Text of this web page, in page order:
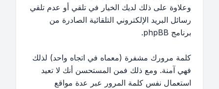
وعلاوة على ذلك لديك الخيار في تلقي أو عدم تلقي
رسائل البريد الإلكتروني التلقائية الصادرة من
برنامج phpBB.
كلمة مرورك مشفرة (معماه في اتجاه واحد) لذلك
فهي آمنة. ومع ذلك فمن المستحسن أنك لا تعيد
استعمال نفس كلمة المرور عبر عدة مواقع